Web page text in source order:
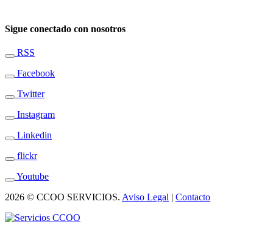
Sigue conectado con nosotros
RSS
Facebook
Twitter
Instagram
Linkedin
flickr
Youtube
2026 © CCOO SERVICIOS. Aviso Legal | Contacto